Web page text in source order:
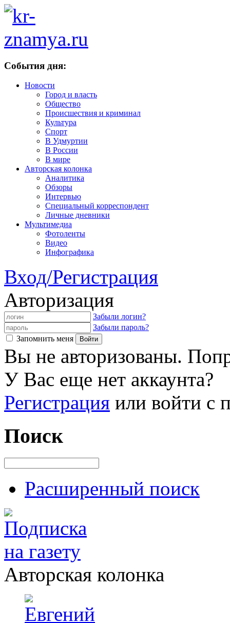
События дня:
Новости
Город и власть
Общество
Происшествия и криминал
Культура
Спорт
В Удмуртии
В России
В мире
Авторская колонка
Аналитика
Обзоры
Интервью
Специальный корреспондент
Личные дневники
Мультимедиа
Фотоленты
Видео
Инфографика
Вход/Регистрация
Авторизация
Забыли логин?
Забыли пароль?
Запомнить меня
Вы не авторизованы.
У Вас еще нет аккаунта?
Регистрация или войти с
Поиск
Расширенный поиск
Авторская колонка